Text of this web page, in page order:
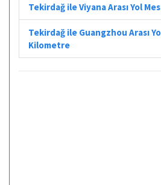
Tekirdağ ile Viyana Arası Yol
Tekirdağ ile Guangzhou Arası
Kilometre